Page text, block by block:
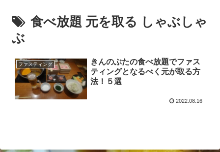
食べ放題 元を取る しゃぶしゃ
ぶ
ファスティング
きんのぶたの食べ放題でファス
ティングとなるべく元が取る方
法！５選
2022.08.16